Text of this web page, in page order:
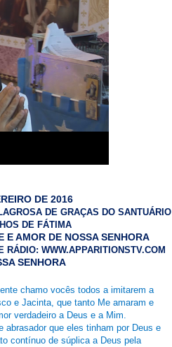
DE 2016
DE GRAÇAS DO SANTUÁRIO
DE FÁTIMA
E AMOR DE NOSSA SENHORA
RÁDIO: WWW.APPARITIONSTV.COM
SENHORA
chamo vocês todos a imitarem a
e Jacinta, que tanto Me amaram e
verdadeiro a Deus e a Mim.
abrasador que eles tinham por Deus e
contínuo de súplica a Deus pela